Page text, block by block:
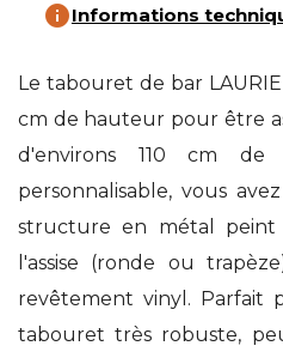
infoInformations
Le tabouret de bar
cm de hauteur pour être
d'environs 110 cm de
personnalisable, vous
structure en métal
l'assise (ronde ou
revêtement vinyl. Parfait
tabouret très robuste,